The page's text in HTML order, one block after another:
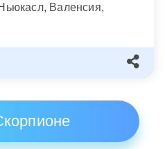
Валенсия,